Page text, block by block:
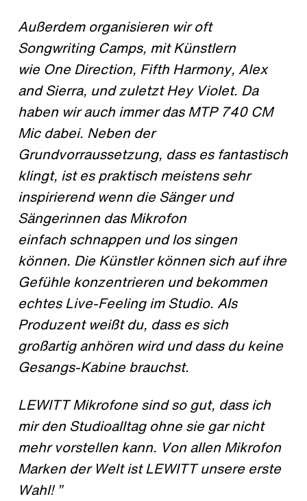
Außerdem organisieren wir oft
Songwriting Camps, mit Künstlern
wie One Direction, Fifth Harmony, Alex
and Sierra, und zuletzt Hey Violet. Da
haben wir auch immer das MTP 740 CM
Mic dabei. Neben der
Grundvorraussetzung, dass es fantastisch
klingt, ist es praktisch meistens sehr
inspirierend wenn die Sänger und
Sängerinnen das Mikrofon
einfach schnappen und los singen
können. Die Künstler können sich auf ihre
Gefühle konzentrieren und bekommen
echtes Live-Feeling im Studio. Als
Produzent weißt du, dass es sich
großartig anhören wird und dass du keine
Gesangs-Kabine brauchst.
LEWITT Mikrofone sind so gut, dass ich
mir den Studioalltag ohne sie gar nicht
mehr vorstellen kann. Von allen Mikrofon
Marken der Welt ist LEWITT unsere erste
Wahl! ”